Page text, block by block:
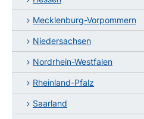
Mecklenburg-Vorpommern
Niedersachsen
Nordrhein-Westfalen
Rheinland-Pfalz
Saarland